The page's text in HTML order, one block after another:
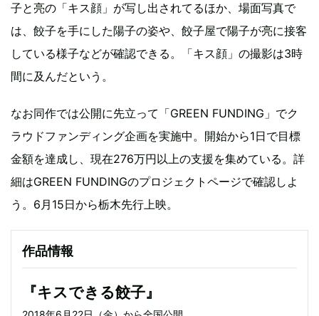
子と亮の「キス顔」が写し出されてるほか、場面写真で
は、餃子を手にした陽子の姿や、餃子屋で陽子が亮に接客
している様子などが確認できる。「キス顔」の撮影は3時
間に及んだという。
なお同作では公開に先立って「GREEN FUNDING」でク
ラウドファンディング企画を実施中。開始から1日で目標
金額を達成し、現在276万円以上の支援を集めている。詳
細はGREEN FUNDINGのプロジェクトページで確認しよ
う。6月15日から栃木先行上映。
作品情報
『キスできる餃子』